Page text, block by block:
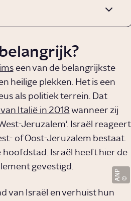
een van de belangrijkste
heilige plekken. Het is een
als politiek terrein. Dat
Italië in 2018 wanneer zij
Jeruzalem’. Israël reageert
of Oost-Jeruzalem bestaat.
hoofdstad. Israël heeft hier de
gevestigd.
ANP
van Israël en verhuist hun